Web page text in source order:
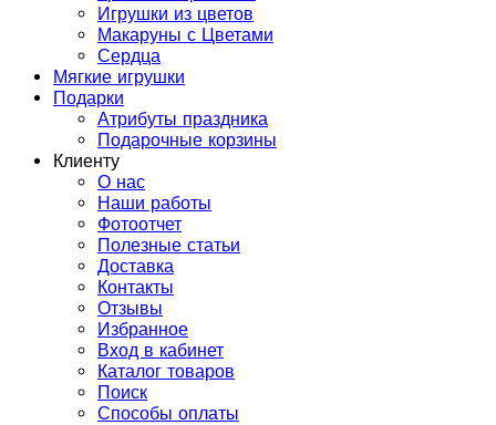
Игрушки из цветов
Макаруны с Цветами
Сердца
Мягкие игрушки
Подарки
Атрибуты праздника
Подарочные корзины
Клиенту
О нас
Наши работы
Фотоотчет
Полезные статьи
Доставка
Контакты
Отзывы
Избранное
Вход в кабинет
Каталог товаров
Поиск
Способы оплаты